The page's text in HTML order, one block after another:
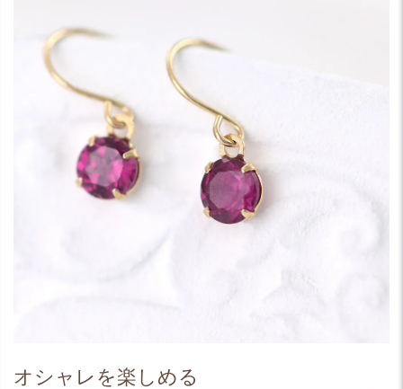
オシャレを楽しめる